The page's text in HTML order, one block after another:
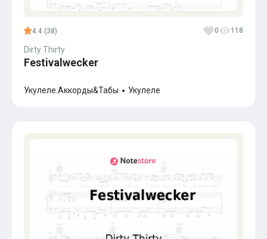
4.4 (38) 0 118
Dirty Thirty
Festivalwecker
Укулеле.Аккорды&Табы Укулеле